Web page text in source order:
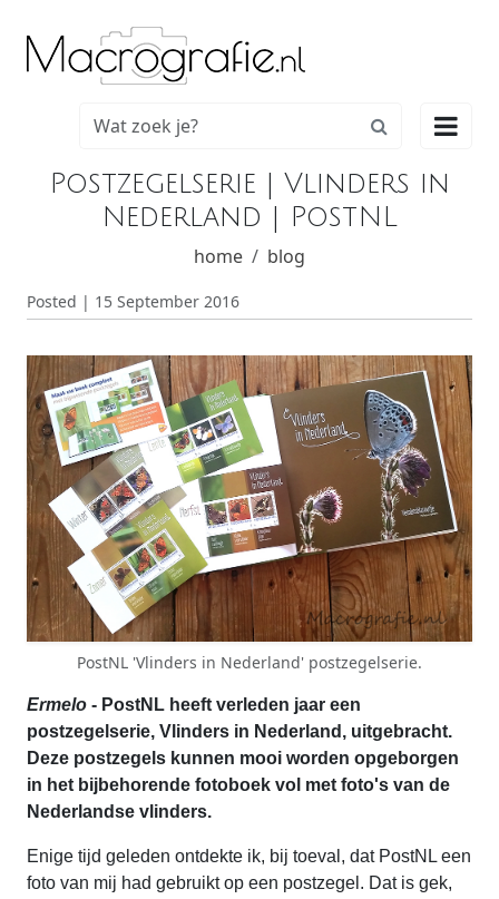

Postzegelserie | Vlinders in
Nederland | PostNL
home blog
Posted | 15 September 2016
PostNL 'Vlinders in Nederland' postzegelserie.
Ermelo - PostNL heeft verleden jaar een
postzegelserie, Vlinders in Nederland, uitgebracht.
Deze postzegels kunnen mooi worden opgeborgen
in het bijbehorende fotoboek vol met foto's van de
Nederlandse vlinders.
Enige tijd geleden ontdekte ik, bij toeval, dat PostNL een
foto van mij had gebruikt op een postzegel. Dat is gek,